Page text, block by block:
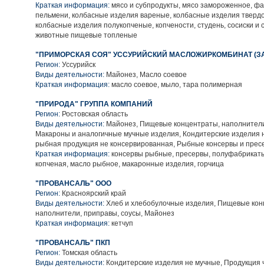
Краткая информация: мясо и субпродукты, мясо замороженное,
пельмени, колбасные изделия вареные, колбасные изделия
колбасные изделия полукопченые, копчености, студень, сосиски и
животные пищевые топленые
"ПРИМОРСКАЯ СОЯ" УССУРИЙСКИЙ МАСЛОЖИРКОМБИНАТ
Регион: Уссурийск
Виды деятельности: Майонез, Масло соевое
Краткая информация: масло соевое, мыло, тара полимерная
"ПРИРОДА" ГРУППА КОМПАНИЙ
Регион: Ростовская область
Виды деятельности: Майонез, Пищевые концентраты,
Макароны и аналогичные мучные изделия, Кондитерские
рыбная продукция не консервированная, Рыбные консервы и
Краткая информация: консервы рыбные, пресервы,
копченая, масло рыбное, макаронные изделия, горчица
"ПРОВАНСАЛЬ" ООО
Регион: Красноярский край
Виды деятельности: Хлеб и хлебобулочные изделия, Пищевые
наполнители, приправы, соусы, Майонез
Краткая информация: кетчуп
"ПРОВАНСАЛЬ" ПКП
Регион: Томская область
Виды деятельности: Кондитерские изделия не мучные, Продукция